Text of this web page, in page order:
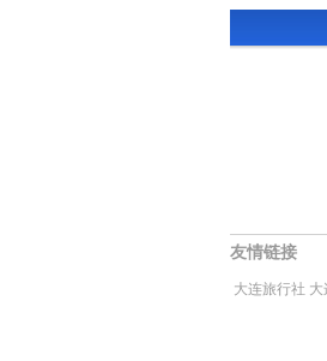
友情链接
大连旅行社 大